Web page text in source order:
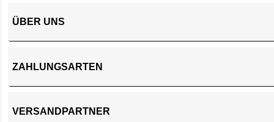
ÜBER UNS
ZAHLUNGSARTEN
VERSANDPARTNER